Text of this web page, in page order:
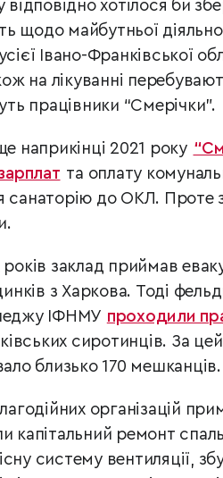
хотілося би
щодо майбутньої
Івано-Франківської
на лікуванні
працівники “Смерічки”.
наприкінці 2021 року
та оплату
санаторію до ОКЛ. Проте
заклад приймав
з Харкова. Тоді
ІФНМУ проходили
сиротинців. За
близько 170 мешканців.
організацій
капітальний ремонт
систему вентиляції,